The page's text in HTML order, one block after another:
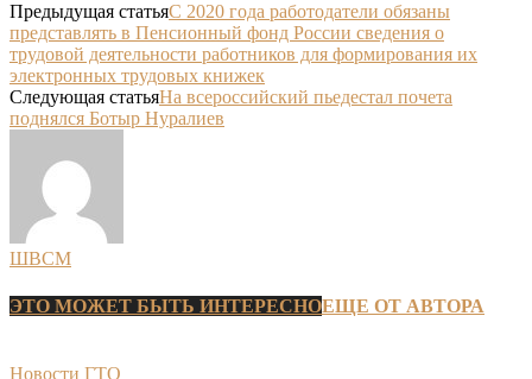
Предыдущая статьяС 2020 года работодатели обязаны
представлять в Пенсионный фонд России сведения о
трудовой деятельности работников для формирования их
электронных трудовых книжек
Следующая статьяНа всероссийский пьедестал почета
поднялся Ботыр Нуралиев
ШВСМ
ЭТО МОЖЕТ БЫТЬ ИНТЕРЕСНОЕЩЕ ОТ АВТОРА
Новости ГТО